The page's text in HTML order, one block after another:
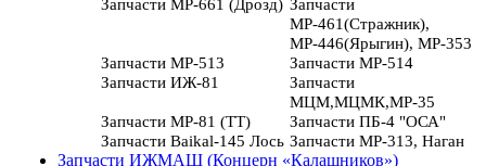
Запчасти МР-661 (Дрозд) Запчасти
МР-461(Стражник),
МР-446(Ярыгин), МР-353
Запчасти МР-513
Запчасти МР-514
Запчасти ИЖ-81
Запчасти
МЦМ,МЦМК,МР-35
Запчасти МР-81 (ТТ)
Запчасти ПБ-4 "ОСА"
Запчасти Baikal-145 Лось Запчасти МР-313, Наган
Запчасти ИЖМАШ (Концерн «Калашников»)